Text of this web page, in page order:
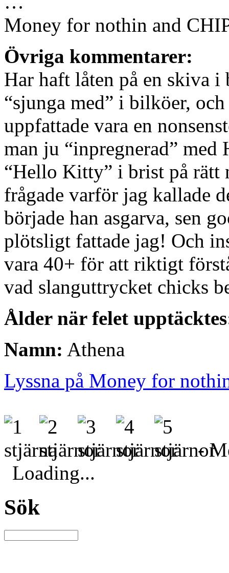
Money for nothin and
Övriga kommentarer:
Har haft låten på en skiva
“sjunga med” i bilköer,
uppfattade vara en
man ju “inpregnerad”
“Hello Kitty” i brist på rätt
frågade varför jag kallade
började han asgarva, sen
plötsligt fattade jag! Och
vara 40+ för att riktigt
vad slanguttrycket chicks
Ålder när felet
Namn: Athena
Lyssna på Money for
-
Loading...
Sök